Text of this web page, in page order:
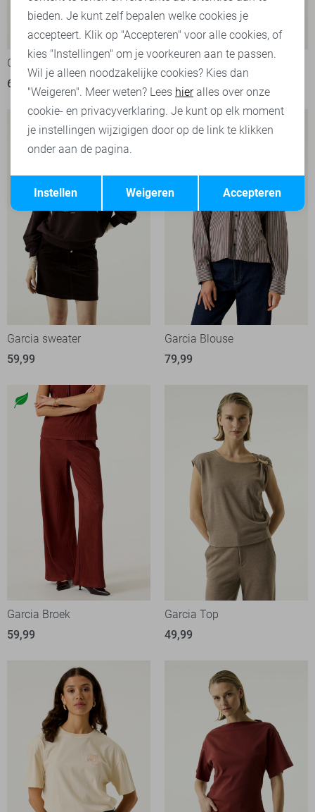
Garcia sweater
69,99
39,99
Garcia sweater
59,99
Garcia Blouse
79,99
Garcia Broek
59,99
Garcia Top
49,99
Terug Opslaan
bieden. Je kunt zelf bepalen welke cookies je
accepteert. Klik op "Accepteren" voor alle cookies, of
kies "Instellingen" om je voorkeuren aan te passen.
Wil je alleen noodzakelijke cookies? Kies dan
"Weigeren". Meer weten? Lees hieralles over onze
cookie- en privacyverklaring. Je kunt op elk moment
je instellingen wijzigigen door op de link te klikken
onder aan de pagina.
Accepteren
Weigeren
Instellen